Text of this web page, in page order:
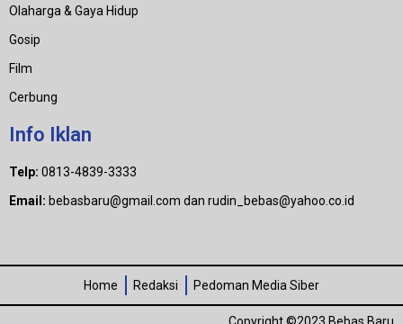
Olaharga & Gaya Hidup
Gosip
Film
Cerbung
Info Iklan
Telp: 0813-4839-3333
Email: bebasbaru@gmail.com dan rudin_bebas@yahoo.co.id
Home Redaksi Pedoman Media Siber